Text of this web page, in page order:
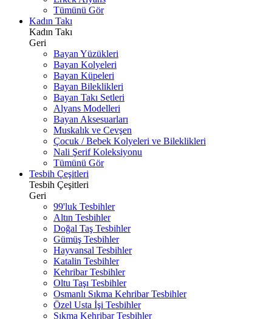
Tümünü Gör
Kadın Takı
Kadın Takı
Geri
Bayan Yüzükleri
Bayan Kolyeleri
Bayan Küpeleri
Bayan Bileklikleri
Bayan Takı Setleri
Alyans Modelleri
Bayan Aksesuarları
Muskalık ve Cevşen
Çocuk / Bebek Kolyeleri ve Bileklikleri
Nali Şerif Koleksiyonu
Tümünü Gör
Tesbih Çeşitleri
Tesbih Çeşitleri
Geri
99'luk Tesbihler
Altın Tesbihler
Doğal Taş Tesbihler
Gümüş Tesbihler
Hayvansal Tesbihler
Katalin Tesbihler
Kehribar Tesbihler
Oltu Taşı Tesbihler
Osmanlı Sıkma Kehribar Tesbihler
Özel Usta İşi Tesbihler
Sıkma Kehribar Tesbihler